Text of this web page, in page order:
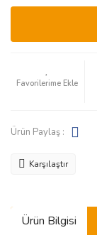
Ürün Paylaş :
Karşılaştır
Ürün Bilgisi